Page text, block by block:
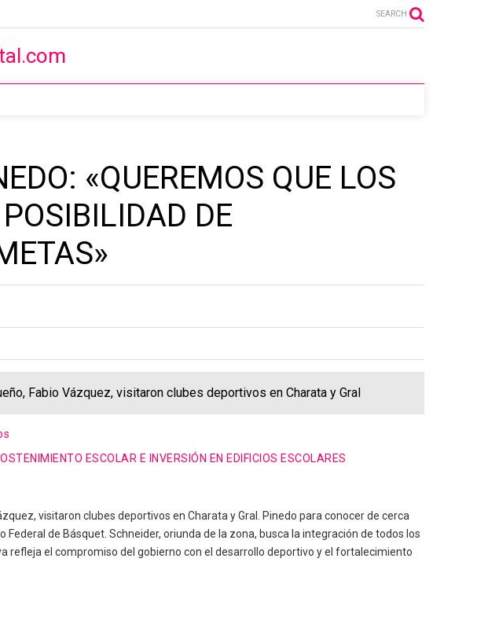
SEARCH
«QUEREMOS QUE LOS
DE
Fabio Vázquez, visitaron clubes deportivos en Charata y Gral
ESCOLAR E INVERSIÓN EN EDIFICIOS ESCOLARES
visitaron clubes deportivos en Charata y Gral. Pinedo para conocer de cerca
de Básquet. Schneider, oriunda de la zona, busca la integración de todos los
refleja el compromiso del gobierno con el desarrollo deportivo y el fortalecimiento